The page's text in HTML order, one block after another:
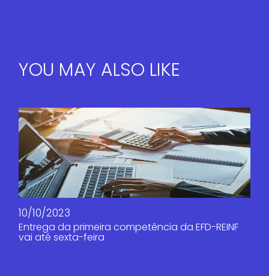
YOU MAY ALSO LIKE
10/10/2023
Entrega da primeira competência da EFD-REINF
vai até sexta-feira